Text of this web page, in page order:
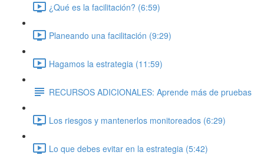
¿Qué es la facilitación? (6:59)
Planeando una facilitación (9:29)
Hagamos la estrategia (11:59)
RECURSOS ADICIONALES: Aprende más de pruebas
Los riesgos y mantenerlos monitoreados (6:29)
Lo que debes evitar en la estrategia (5:42)